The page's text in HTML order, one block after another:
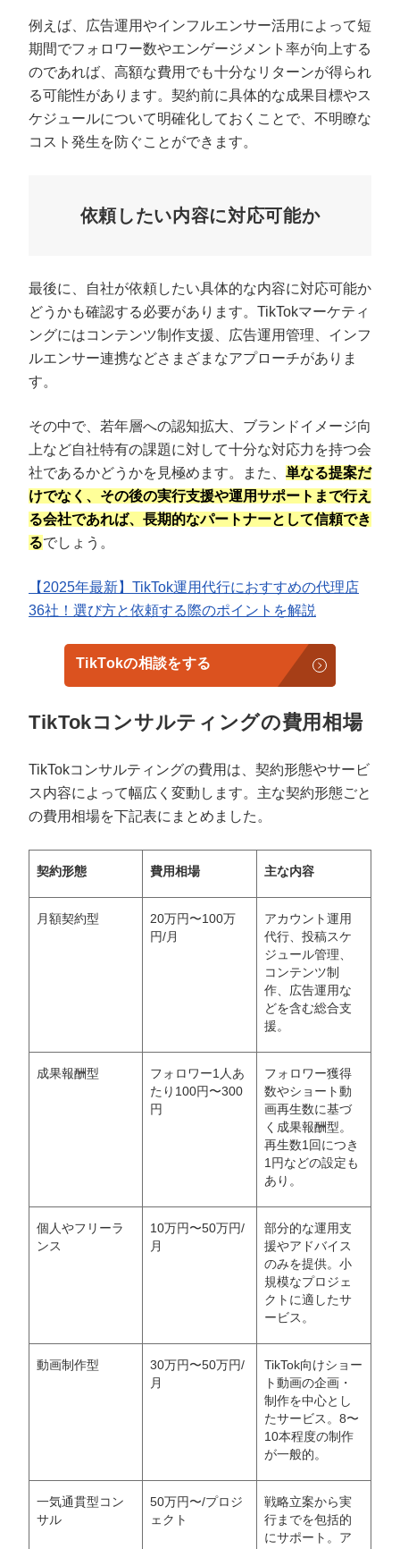
会社概要資料をダウンロー
〒160-0023 東京都新宿区西新宿3丁目8番3号 新
例えば、広告運用やインフルエンサー活用によって短
期間でフォロワー数やエンゲージメント率が向上する
のであれば、高額な費用でも十分なリターンが得られ
る可能性があります。契約前に具体的な成果目標やス
ケジュールについて明確化しておくことで、不明瞭な
コスト発生を防ぐことができます。
依頼したい内容に対応可能か
最後に、自社が依頼したい具体的な内容に対応可能か
どうかも確認する必要があります。TikTokマーケティ
ングにはコンテンツ制作支援、広告運用管理、インフ
ルエンサー連携などさまざまなアプローチがありま
す。
その中で、若年層への認知拡大、ブランドイメージ向
上など自社特有の課題に対して十分な対応力を持つ会
社であるかどうかを見極めます。また、 単なる提案だ
けでなく、その後の実行支援や運用サポートまで行え
る会社であれば、長期的なパートナーとして信頼でき
るでしょう。
【2025年最新】TikTok運用代行におすすめの代理店
36社！選び方と依頼する際のポイントを解説
TikTokの相談をする
TikTokコンサルティングの費用相場
TikTokコンサルティングの費用は、契約形態やサービ
ス内容によって幅広く変動します。主な契約形態ごと
の費用相場を下記表にまとめました。
契約形態 費用相場 主な内容
月額契約型
20万円〜100万
円/月
アカウント運用
代行、投稿スケ
ジュール管理、
コンテンツ制
作、広告運用な
どを含む総合支
援。
成果報酬型
フォロワー1人あ
たり100円〜300
円
フォロワー獲得
数やショート動
画再生数に基づ
く成果報酬型。
再生数1回につき
1円などの設定も
あり。
個人やフリーラ
ンス
10万円〜50万円/
月
部分的な運用支
援やアドバイス
のみを提供。小
規模なプロジェ
クトに適したサ
ービス。
動画制作型
30万円〜50万円/
月
TikTok向けショー
ト動画の企画・
制作を中心とし
たサービス。8〜
10本程度の制作
が一般的。
一気通貫型コン
サル
50万円〜/プロジ
ェクト
戦略立案から実
行までを包括的
にサポート。ア